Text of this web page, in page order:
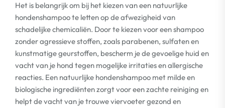
Het is belangrijk om bij het kiezen van een natuurlijke
hondenshampoo te letten op de afwezigheid van
schadelijke chemicaliën. Door te kiezen voor een shampoo
zonder agressieve stoffen, zoals parabenen, sulfaten en
kunstmatige geurstoffen, bescherm je de gevoelige huid en
vacht van je hond tegen mogelijke irritaties en allergische
reacties. Een natuurlijke hondenshampoo met milde en
biologische ingrediënten zorgt voor een zachte reiniging en
helpt de vacht van je trouwe viervoeter gezond en